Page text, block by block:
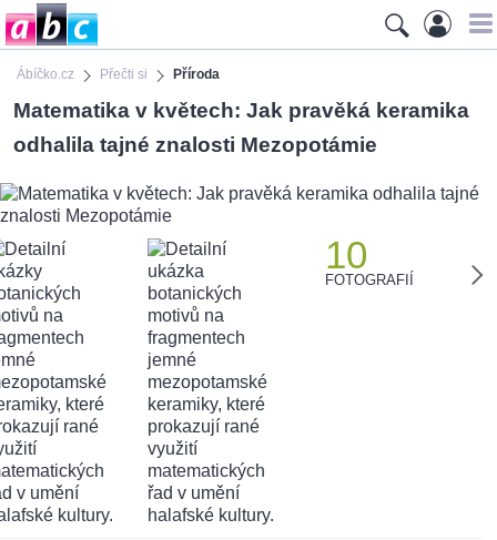
Ábíčko.cz Přečti si Příroda
Matematika v květech: Jak pravěká keramika
odhalila tajné znalosti Mezopotámie
10
FOTOGRAFIÍ